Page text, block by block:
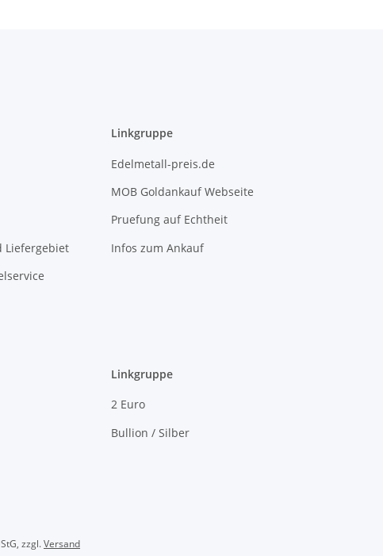
Liefergebiet
Linkgruppe
Edelmetall-preis.de
MOB Goldankauf Webseite
Pruefung auf Echtheit
Infos zum Ankauf
Linkgruppe
2 Euro
Bullion / Silber
zzgl.Versand